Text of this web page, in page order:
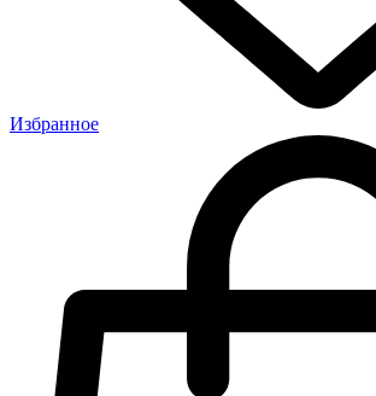
Избранное